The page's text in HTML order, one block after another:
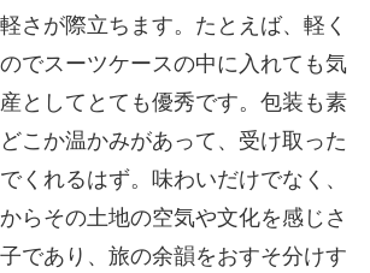
さが際立ちます。たとえば、軽く
でスーツケースの中に入れても気
としてとても優秀です。包装も素
こか温かみがあって、受け取った
くれるはず。味わいだけでなく、
らその土地の空気や文化を感じさ
であり、旅の余韻をおすそ分けす